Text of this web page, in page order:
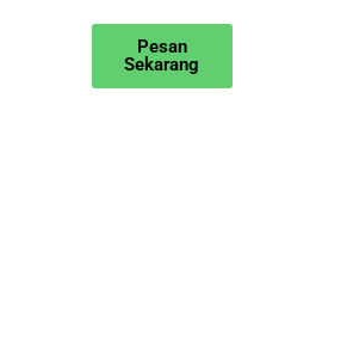
Pesan
Sekarang